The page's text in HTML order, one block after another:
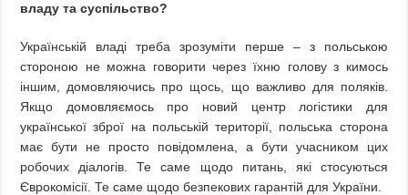
владу та суспільство?
Українській владі треба зрозуміти перше – з польською
стороною не можна говорити через їхню голову з кимось
іншим, домовляючись про щось, що важливо для поляків.
Якщо домовляємось про новий центр логістики для
української зброї на польській території, польська сторона
має бути не просто повідомлена, а бути учасником цих
робочих діалогів. Те саме щодо питань, які стосуються
Єврокомісії. Те саме щодо безпекових гарантій для України.